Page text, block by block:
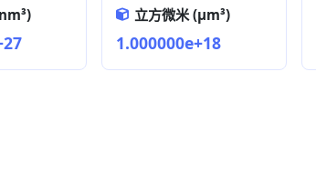
立方微米 (µm³)
1.000000e+18